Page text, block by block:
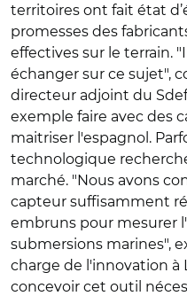
territoires ont fait état
promesses des
effectives sur le terrain.
échanger sur ce sujet",
directeur adjoint du
exemple faire avec des
maitriser l'espagnol.
technologique
marché. "Nous avons
capteur suffisamment
embruns pour mesurer
submersions marines",
charge de l'innovation à
concevoir cet outil